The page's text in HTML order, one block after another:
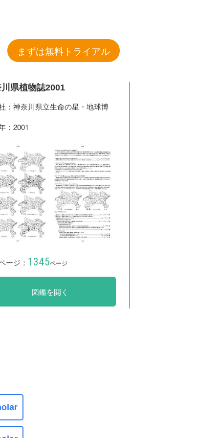
まずは無料トライアル
県植物誌2001
：神奈川県立生命の星・地球博
：2001
ージ： 1345ページ
図鑑を開く